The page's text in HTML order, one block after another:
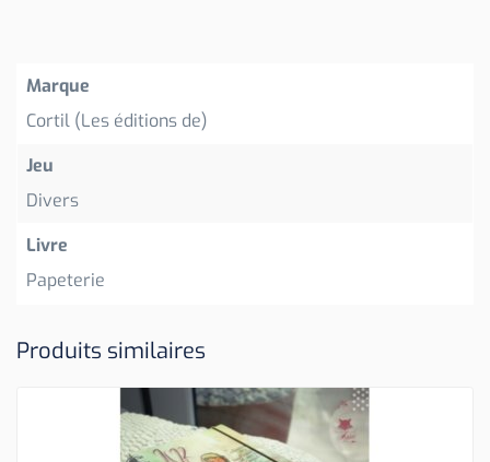
Marque
Cortil (Les éditions de)
Jeu
Divers
Livre
Papeterie
Produits similaires